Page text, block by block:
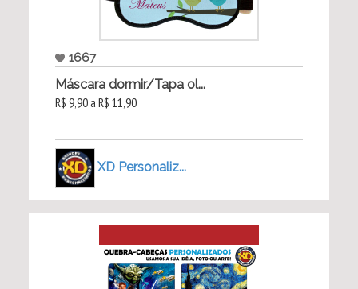
1667
Máscara dormir/Tapa ol...
R$ 9,90 a R$ 11,90
XD Personaliz...